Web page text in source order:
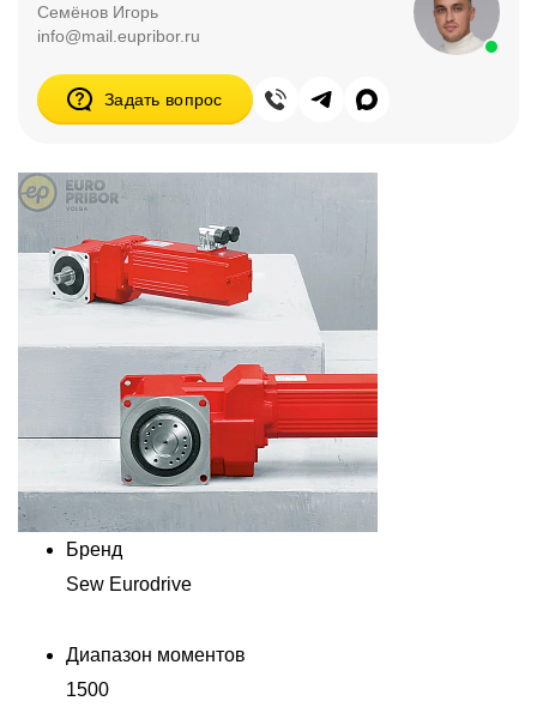
Семёнов Игорь
info@mail.eupribor.ru
Задать вопрос
Бренд
Sew Eurodrive
Диапазон моментов
1500